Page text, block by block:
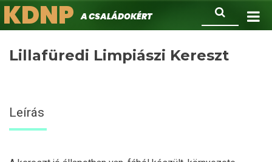
Ugrás
a
Keresés
KDNPA családokért.
Lillafüredi Limpiászi Kereszt
Leírás